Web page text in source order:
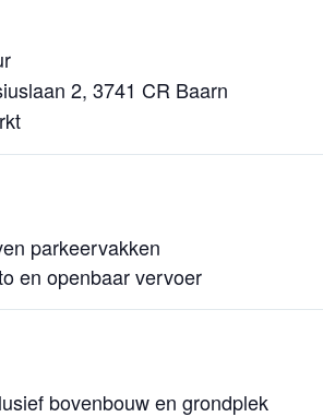
2, 3741 CR Baarn
parkeervakken
en openbaar vervoer
bovenbouw en grondplek